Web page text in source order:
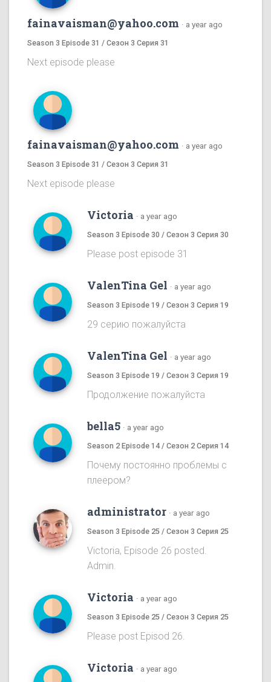
fainavaisman@yahoo.com · a year ago
Season 3 Episode 31 / Сезон 3 Серия 31
Next episode please
fainavaisman@yahoo.com · a year ago
Season 3 Episode 31 / Сезон 3 Серия 31
Next episode please
Victoria · a year ago
Season 3 Episode 30 / Сезон 3 Серия 30
Please post episode 31
ValenTina Gel · a year ago
Season 3 Episode 19 / Сезон 3 Серия 19
29 серию пожалуйста
ValenTina Gel · a year ago
Season 3 Episode 19 / Сезон 3 Серия 19
Продолжение пожалуйста
bella5 · a year ago
Season 2 Episode 14 / Сезон 2 Серия 14
Почему постоянно проблемы с
плеером?
administrator · a year ago
Season 3 Episode 25 / Сезон 3 Серия 25
Victoria, Episode 26 posted.
Admin.
Victoria · a year ago
Season 3 Episode 25 / Сезон 3 Серия 25
Please post Episod 26.
Victoria · a year ago